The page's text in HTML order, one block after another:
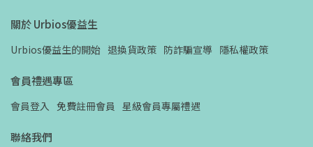
關於 Urbios優益生
Urbios優益生的開始 退換貨政策 防詐騙宣導 隱私權政策
會員禮遇專區
會員登入 免費註冊會員 星級會員專屬禮遇
聯絡我們